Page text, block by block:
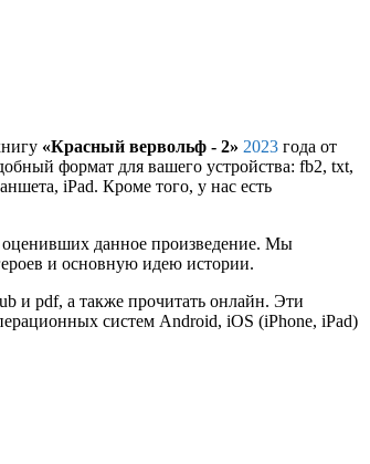
«Красный вервольф - 2» 2023 года от
формат для вашего устройства: fb2, txt,
iPad. Кроме того, у нас есть
оценивших данное произведение. Мы
и основную идею истории.
и pdf, а также прочитать онлайн. Эти
систем Android, iOS (iPhone, iPad)